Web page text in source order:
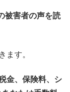
被害者の声を読
ます。
金、保険料、シ